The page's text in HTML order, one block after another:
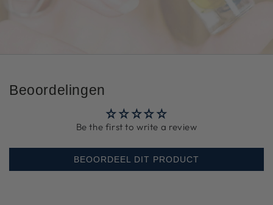
Beoordelingen
Be the first to write a review
BEOORDEEL DIT PRODUCT